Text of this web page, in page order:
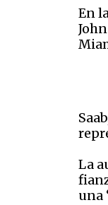
En
La
una